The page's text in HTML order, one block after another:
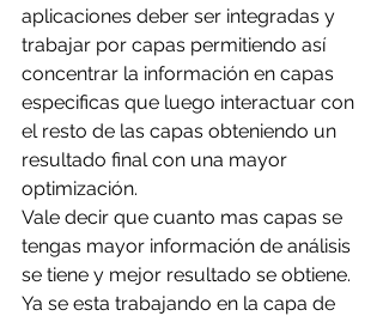
aplicaciones deber ser integradas y
trabajar por capas permitiendo así
concentrar la información en capas
especificas que luego interactuar con
el resto de las capas obteniendo un
resultado final con una mayor
optimización.
Vale decir que cuanto mas capas se
tengas mayor información de análisis
se tiene y mejor resultado se obtiene.
Ya se esta trabajando en la capa de